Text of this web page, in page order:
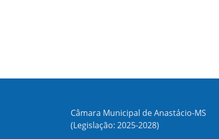
Câmara Municipal de Anastácio-MS
(Legislação: 2025-2028)